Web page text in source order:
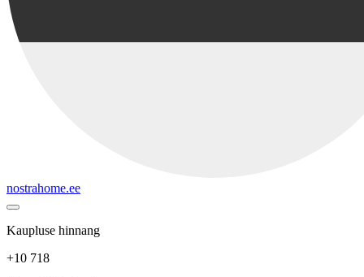
nostrahome.ee
Kaupluse hinnang
+10 718